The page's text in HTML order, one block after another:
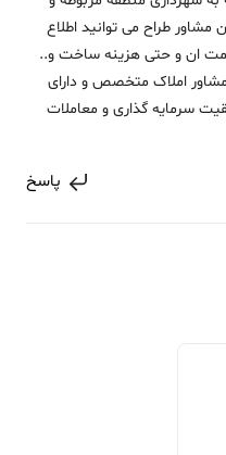
طراح می توانید اطلاع
ان و حتی هزینه ساخت و..
املاک متخصص و دارای
سرمایه گذاری و معاملات
پاسخ